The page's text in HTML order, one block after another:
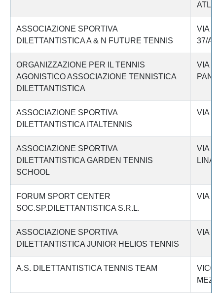
ASSOCIAZIONE SPORTIVA
DILETTANTISTICA A & N FUTURE TENNIS
VIA
37/A
ORGANIZZAZIONE PER IL TENNIS
AGONISTICO ASSOCIAZIONE TENNISTICA
DILETTANTISTICA
VIA
ASSOCIAZIONE SPORTIVA
DILETTANTISTICA ITALTENNIS
VIA
ASSOCIAZIONE SPORTIVA
DILETTANTISTICA GARDEN TENNIS
SCHOOL
VIA
FORUM SPORT CENTER
SOC.SP.DILETTANTISTICA S.R.L.
VIA
ASSOCIAZIONE SPORTIVA
DILETTANTISTICA JUNIOR HELIOS TENNIS
VIA
A.S. DILETTANTISTICA TENNIS TEAM